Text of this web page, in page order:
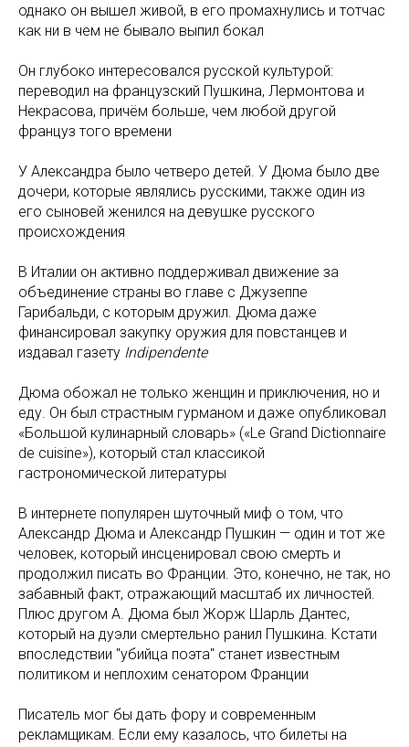
однако он вышел живой, в его промахнулись и тотчас
как ни в чем не бывало выпил бокал
Он глубоко интересовался русской культурой:
переводил на французский Пушкина, Лермонтова и
Некрасова, причём больше, чем любой другой
француз того времени
У Александра было четверо детей. У Дюма было две
дочери, которые являлись русскими, также один из
его сыновей женился на девушке русского
происхождения
В Италии он активно поддерживал движение за
объединение страны во главе с Джузеппе
Гарибальди, с которым дружил. Дюма даже
финансировал закупку оружия для повстанцев и
издавал газету Indipendente
Дюма обожал не только женщин и приключения, но и
еду. Он был страстным гурманом и даже опубликовал
«Большой кулинарный словарь» («Le Grand Dictionnaire
de cuisine»), который стал классикой
гастрономической литературы
В интернете популярен шуточный миф о том, что
Александр Дюма и Александр Пушкин — один и тот же
человек, который инсценировал свою смерть и
продолжил писать во Франции. Это, конечно, не так, но
забавный факт, отражающий масштаб их личностей.
Плюс другом А. Дюма был Жорж Шарль Дантес,
который на дуэли смертельно ранил Пушкина. Кстати
впоследствии "убийца поэта" станет известным
политиком и неплохим сенатором Франции
Писатель мог бы дать фору и современным
рекламщикам. Если ему казалось, что билеты на